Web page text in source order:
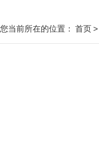
您当前所在的位置： 首页>